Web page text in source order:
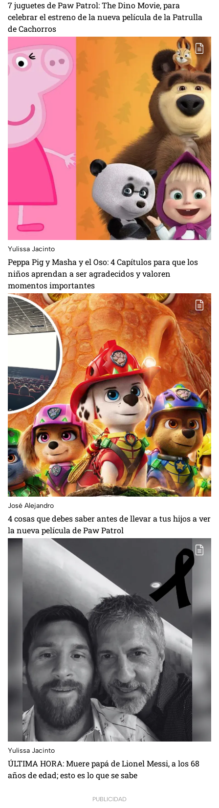
7 juguetes de Paw Patrol: The Dino Movie, para
celebrar el estreno de la nueva película de la Patrulla
de Cachorros
Yulissa Jacinto
Peppa Pig y Masha y el Oso: 4 Capítulos para que los
niños aprendan a ser agradecidos y valoren
momentos importantes
José Alejandro
4 cosas que debes saber antes de llevar a tus hijos a ver
la nueva película de Paw Patrol
Yulissa Jacinto
ÚLTIMA HORA: Muere papá de Lionel Messi, a los 68
años de edad; esto es lo que se sabe
PUBLICIDAD